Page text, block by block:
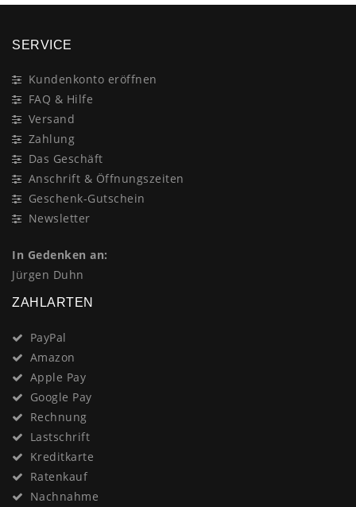
SERVICE
Kundenkonto eröffnen
FAQ & Hilfe
Versand
Zahlung
Das Geschäft
Anschrift & Öffnungszeiten
Geschenk-Gutschein
Newsletter
In Gedenken an:
Jürgen Duhn
ZAHLARTEN
PayPal
Amazon
Apple Pay
Google Pay
Rechnung
Lastschrift
Kreditkarte
Ratenkauf
Nachnahme